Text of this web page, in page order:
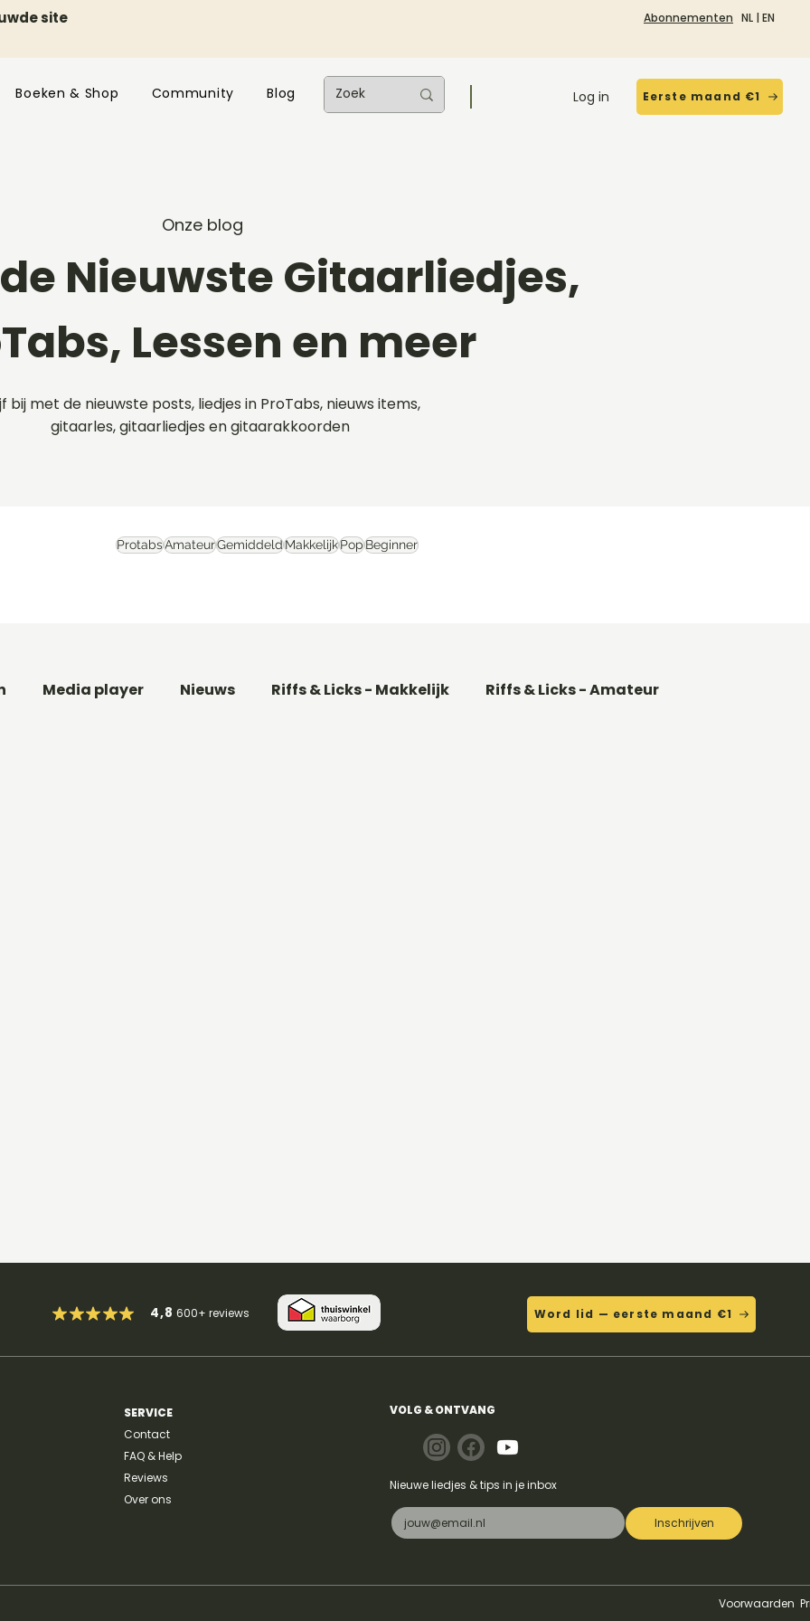
site Abonnementen NL | EN
Boeken & Shop Community Blog Log in Eerste maand €1
Onze blog
Nieuwste Gitaarliedjes,
Lessen en meer
bij met de nieuwste posts, liedjes in ProTabs, nieuws items,
gitaarles, gitaarliedjes en gitaarakkoorden
ProtabsAmateurGemiddeldMakkelijkPopBeginner
Media player Nieuws Riffs & Licks - Makkelijk Riffs & Licks - Amateur
4,8600+reviews Word lid — eerste maand €1
SERVICE
Contact
FAQ & Help
Reviews
Over ons
VOLG & ONTVANG
Nieuwe liedjes & tips in je inbox
Inschrijven
Voorwaarden